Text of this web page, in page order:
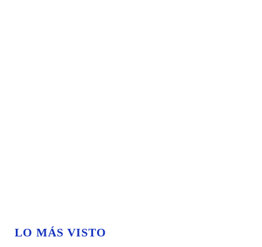
LO MÁS VISTO